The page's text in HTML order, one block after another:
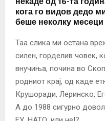
кога го видов дедо
беше неколку
Таа слика ми остана
силен, горделив човек,
внучиња, почина во
родниот крај, од каде
Крушоради, Леринско,
А до 1988 сигурно